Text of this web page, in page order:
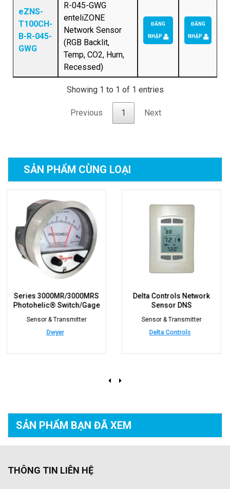
eZNS-
T100CH-
B-R-045-
GWG
R-045-GWG
enteliZONE
Network Sensor
(RGB Backlit,
Temp, CO2, Hum,
Recessed)
ĐĂNG
NHẬP
ĐĂNG
NHẬP
Showing 1 to 1 of 1 entries
Previous 1 Next
SẢN PHẨM CÙNG LOẠI
Delta Controls Network
Sensor DNS
Sensor & Transmitter
Delta Controls
Series 616KD
Pressure
Sensor & Transmitter
Dwyer
SẢN PHẨM BẠN ĐÃ XEM
THÔNG TIN LIÊN HỆ